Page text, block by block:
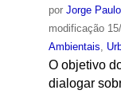
por Jorge
modificação
Ambientais,
O objetivo
dialogar